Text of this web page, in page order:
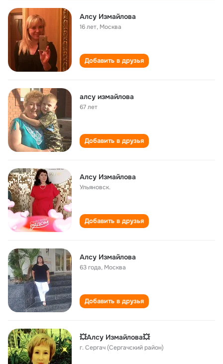
Алсу Измайлова
16 лет, Москва
Добавить в друзья
алсу измайлова
67 лет
Добавить в друзья
Алсу Измайлова
Ульяновск.
Добавить в друзья
Алсу Измайлова
63 года, Москва
Добавить в друзья
💥Алсу Измайлова💥
г. Сергач (Сергачский район)